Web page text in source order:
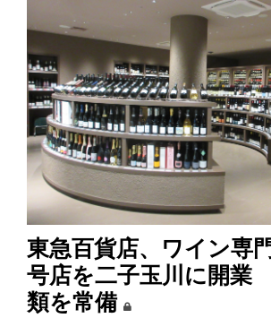
東急百貨店、ワイン専
号店を二子玉川に開
類を常備